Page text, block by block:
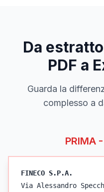
Da
PDF a
Guarda la
complesso a
PRIMA
FINECO S.P.A.
Via Alessandro